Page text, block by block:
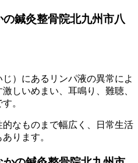
鍼灸整骨院北九州市八
）にあるリンパ液の異常によ
しいめまい、耳鳴り、難聴、
。
なものまで幅広く、日常生活
ります。